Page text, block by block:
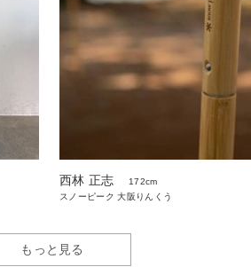
西林 正志
172cm
スノーピーク 大阪りんくう
もっと見る